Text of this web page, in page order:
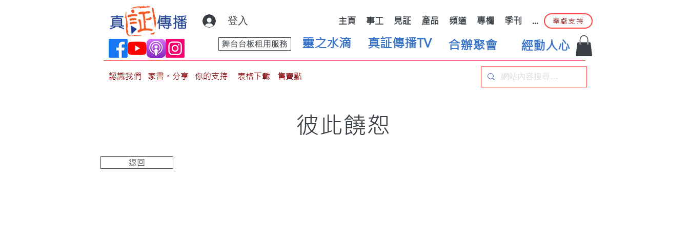
登入 主頁 事工 見証 產品 頻道 專欄 季刊 ... 奉獻支持
靈之水滴
舞台台板租用服務 真証傳播TV 合辦聚會 經動人心
認識我們 家書。分享 你的支持 表格下載 售賣點
彼此饒恕
返回